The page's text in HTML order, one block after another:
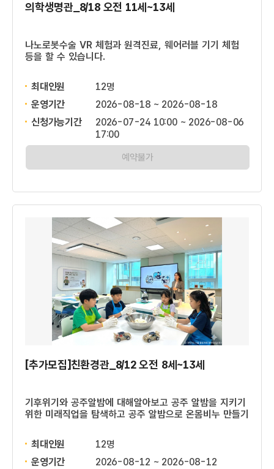
의학생명관_8/18 오전 11세~13세
나노로봇수술 VR 체험과 원격진료, 웨어러블 기기 체험
등을 할 수 있습니다.
최대인원
12명
운영기간
2026-08-18 ~ 2026-08-18
신청가능기간
2026-07-24 10:00 ~ 2026-08-06
17:00
예약불가
[추가모집]친환경관_8/12 오전 8세~13세
기후위기와 공주알밤에 대해알아보고 공주 알밤을 지키기
위한 미래직업을 탐색하고 공주 알밤으로 온몸비누 만들기
최대인원
12명
운영기간
2026-08-12 ~ 2026-08-12